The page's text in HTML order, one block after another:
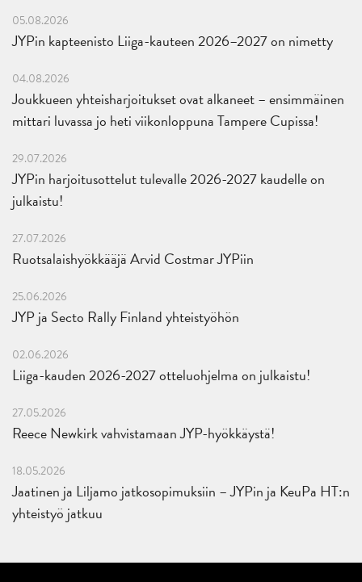
05.08.2026
JYPin kapteenisto Liiga-kauteen 2026–2027 on nimetty
04.08.2026
Joukkueen yhteisharjoitukset ovat alkaneet – ensimmäinen
mittari luvassa jo heti viikonloppuna Tampere Cupissa!
29.07.2026
JYPin harjoitusottelut tulevalle 2026-2027 kaudelle on
julkaistu!
27.07.2026
Ruotsalaishyökkääjä Arvid Costmar JYPiin
25.06.2026
JYP ja Secto Rally Finland yhteistyöhön
02.06.2026
Liiga-kauden 2026-2027 otteluohjelma on julkaistu!
27.05.2026
Reece Newkirk vahvistamaan JYP-hyökkäystä!
18.05.2026
Jaatinen ja Liljamo jatkosopimuksiin – JYPin ja KeuPa HT:n
yhteistyö jatkuu